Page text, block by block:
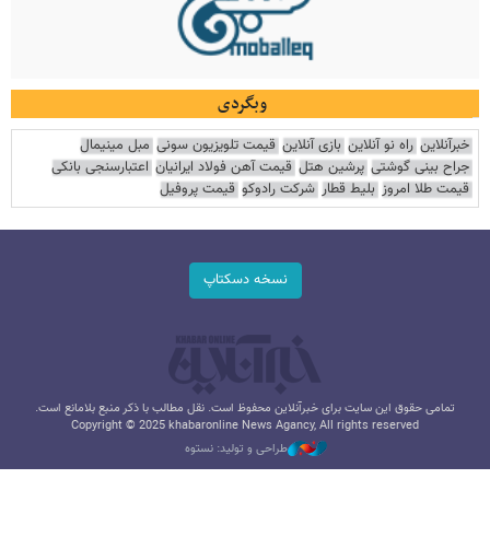
وبگردی
خبرآنلاین راه نو آنلاین بازی آنلاین قیمت تلویزیون سونی مبل مینیمال
جراح بینی گوشتی پرشین هتل قیمت آهن فولاد ایرانیان اعتبارسنجی بانکی
قیمت طلا امروز بلیط قطار شرکت رادوکو قیمت پروفیل
نسخه دسکتاپ
تمامی حقوق این سایت برای خبرآنلاین محفوظ است. نقل مطالب با ذکر منبع بلامانع است.
Copyright © 2025 khabaronline News Agancy, All rights reserved
طراحی و تولید: نستوه